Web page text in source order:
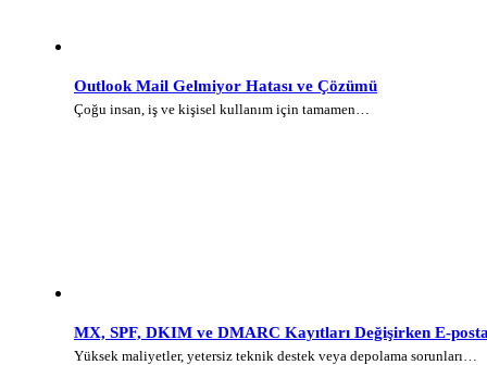
Outlook Mail Gelmiyor Hatası ve Çözümü
Çoğu insan, iş ve kişisel kullanım için tamamen…
MX, SPF, DKIM ve DMARC Kayıtları Değişirken E-
Yüksek maliyetler, yetersiz teknik destek veya depolama sorunları…